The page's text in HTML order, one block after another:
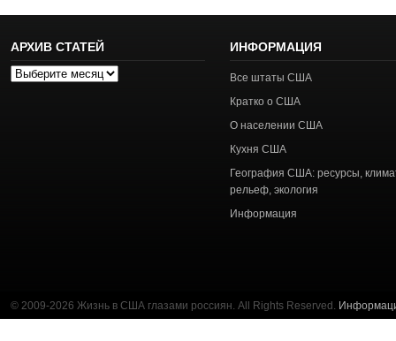
АРХИВ СТАТЕЙ
Архив
ИНФОРМАЦИЯ
Все штаты США
Кратко о США
О населении США
Кухня США
География США: ресурсы,
рельеф, экология
Информация
© 2009-2026 Жизнь в США глазами россиян. All Rights Reserved.